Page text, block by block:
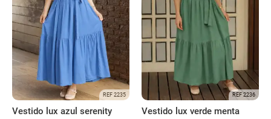
REF 2235
Vestido lux azul serenity
REF 2236
Vestido lux verde menta